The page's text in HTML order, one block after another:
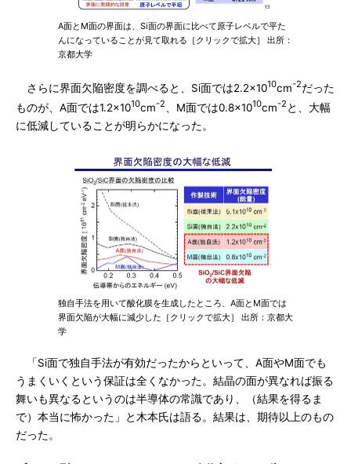
A面とM面の界面は、Si面の界面に比べて原子レベルで平た
んになっていることが見て取れる［クリックで拡大］ 出所：
京都大学
さらに界面欠陥密度を調べると、Si面では2.2×1010cm-2だった
ものが、A面では1.2×1010cm-2 、M面では0.8×1010cm-2 と、大幅
に低減していることが明らかになった。
独自手法を用いて酸化膜を生成したところ、A面とM面では
界面欠陥が大幅に減少した［クリックで拡大］ 出所：京都大
学
「Si面で独自手法が有効だったからといって、A面やM面でも
うまくいくという保証は全くなかった。結晶の面が異なれば振る
舞いも異なるというのは半導体の常識であり、（結果を得るま
で）本当に怖かった」と木本氏は語る。結果は、期待以上のもの
だった。